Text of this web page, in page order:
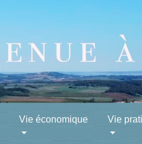
Vie économique Vie